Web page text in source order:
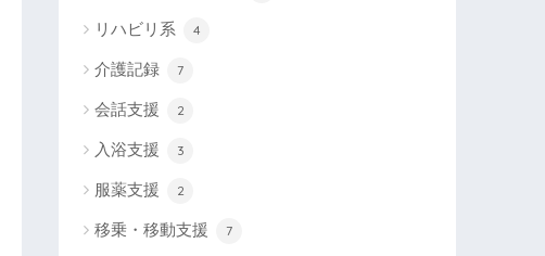
リハビリ系 4
介護記録 7
会話支援 2
入浴支援 3
服薬支援 2
移乗・移動支援 7